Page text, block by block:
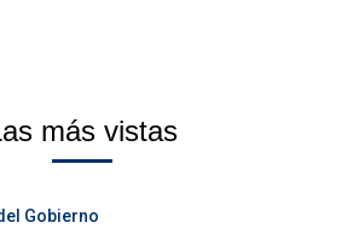
más vistas
Gobierno